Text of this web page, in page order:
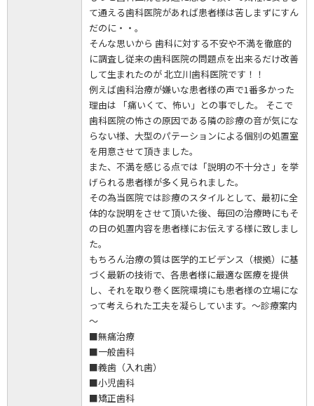
て通える歯科医院があれば患者様は苦しまずにすん
だのに・・。
そんな思いから 歯科に対する不安や不満を徹底的
に調査し従来の歯科医院の問題点を出来るだけ改善
して生まれたのが 北立川歯科医院です！！
例えば歯科治療が嫌いな患者様の声で1番多かった
理由は 「痛いくて、怖い」との事でした。 そこで
歯科医院の怖さの原因である隣の診療の音が気にな
らない様、大型のパテーションによる個別の処置室
を用意させて頂きました。
また、不満を感じる点では「説明の不十分さ」を挙
げられる患者様が多く見られました。
その為当医院では診療のスタイルとして、最初に全
体的な説明をさせて頂いた後、毎回の治療時にもそ
の日の処置内容を患者様にお伝えする様に致しまし
た。
もちろん治療の質は医学的エビデンス（根拠）に基
づく最新の技術で、各患者様に最適な医療を提供
し、それを取り巻く医院環境にも患者様の立場にな
って考えられた工夫を凝らしています。～診療案内
～
■無痛治療
■一般歯科
■義歯（入れ歯）
■小児歯科
■矯正歯科